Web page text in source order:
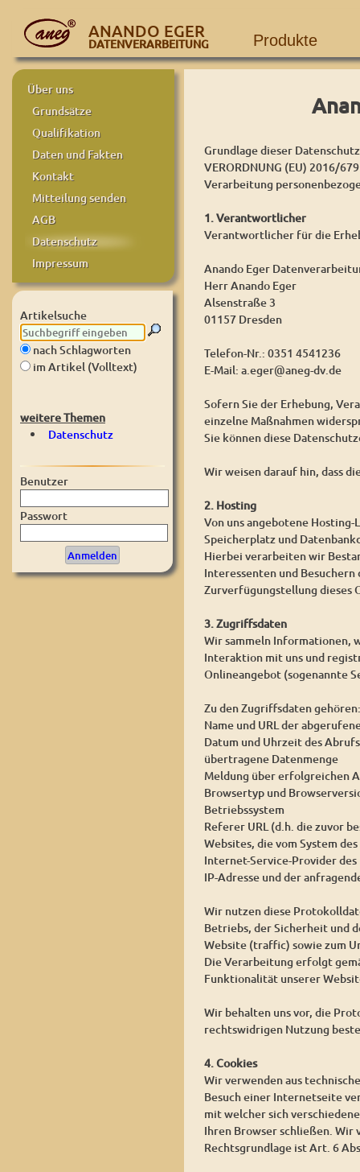
ANANDO EGER
DATENVERARBEITUNG Produkte
Über uns
Grundsätze
Qualifikation
Daten und Fakten
Kontakt
Mitteilung senden
AGB
Datenschutz
Impressum
Artikelsuche
nach Schlagworten
im Artikel (Volltext)
weitere Themen
Datenschutz
Benutzer
Passwort
Grundlage dieser
VERORDNUNG (EU) 2016/
Verarbeitung
1. Verantwortlicher
Verantwortlicher für die
Anando Eger
Herr Anando Eger
Alsenstraße 3
01157 Dresden
Telefon-Nr.: 0351 4541236
E-Mail: a.eger@aneg-dv.de
Sofern Sie der Erhebung,
einzelne Maßnahmen
Sie können diese
Wir weisen darauf hin, dass
2. Hosting
Von uns angebotene
Speicherplatz und
Hierbei verarbeiten wir
Interessenten und
Zurverfügungstellung dieses
3. Zugriffsdaten
Wir sammeln Informationen,
Interaktion mit uns und
Onlineangebot (sogenannte
Zu den Zugriffsdaten gehören:
Name und URL der
Datum und Uhrzeit des Abrufs
übertragene Datenmenge
Meldung über erfolgreichen
Browsertyp und
Betriebssystem
Referer URL (d.h. die zuvor
Websites, die vom System
Internet-Service-Provider
IP-Adresse und der
Wir nutzen diese
Betriebs, der Sicherheit und
Website (traffic) sowie zum
Die Verarbeitung erfolgt
Funktionalität unserer
Wir behalten uns vor, die
rechtswidrigen Nutzung
4. Cookies
Wir verwenden aus
Besuch einer Internetseite
mit welcher sich
Ihren Browser schließen. Wir
Rechtsgrundlage ist Art. 6